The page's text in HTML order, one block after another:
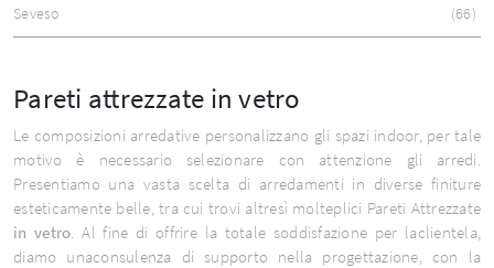
Seveso 66
Pareti attrezzate in vetro
Le composizioni arredative personalizzano gli spazi indoor, per tale
motivo è necessario selezionare con attenzione gli arredi.
Presentiamo una vasta scelta di arredamenti in diverse finiture
esteticamente belle, tra cui trovi altresì molteplici Pareti Attrezzate
in vetro . Al fine di offrire la totale soddisfazione per laclientela,
diamo unaconsulenza di supporto nella progettazione, con la